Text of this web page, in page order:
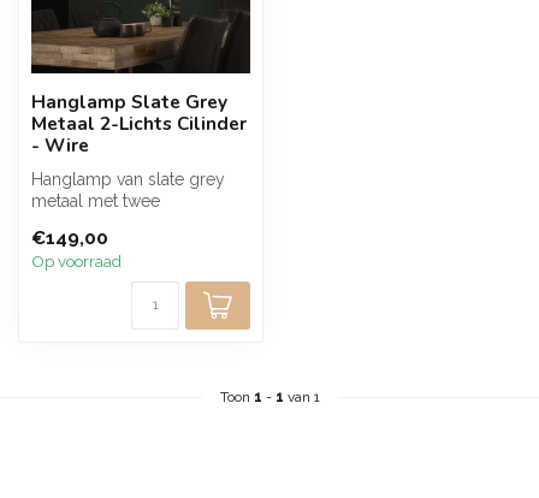
Hanglamp Slate Grey
Metaal 2-Lichts Cilinder
- Wire
Hanglamp van slate grey
metaal met twee
cilindervormig ...
€149,00
Op voorraad
Toon 1 - 1 van 1